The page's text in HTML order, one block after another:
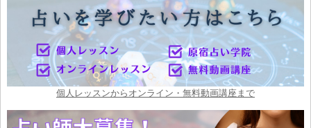
個人レッスンからオンライン・無料動画講座まで